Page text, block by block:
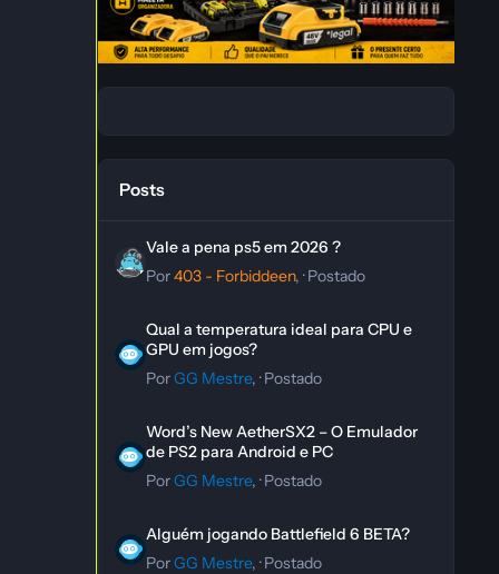
Posts
Vale a pena ps5 em 2026 ?
Por403 - Forbiddeen, ·Postado
Qual a temperatura ideal para CPU e
GPU em jogos?
PorGG Mestre, ·Postado
Word’s New AetherSX2 – O Emulador
de PS2 para Android e PC
PorGG Mestre, ·Postado
Alguém jogando Battlefield 6 BETA?
PorGG Mestre, ·Postado